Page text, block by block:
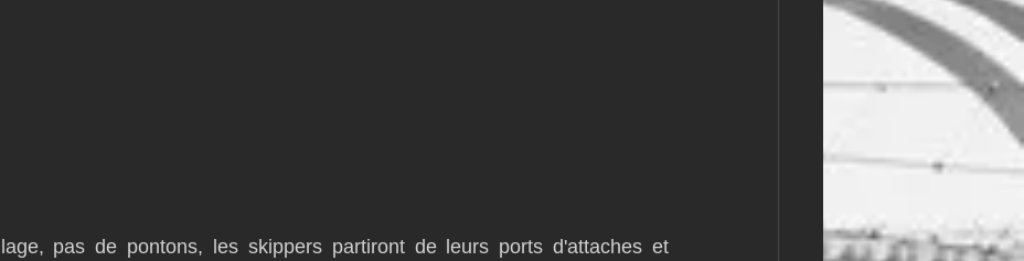
pas de pontons, les skippers partiront de leurs ports d'attaches et